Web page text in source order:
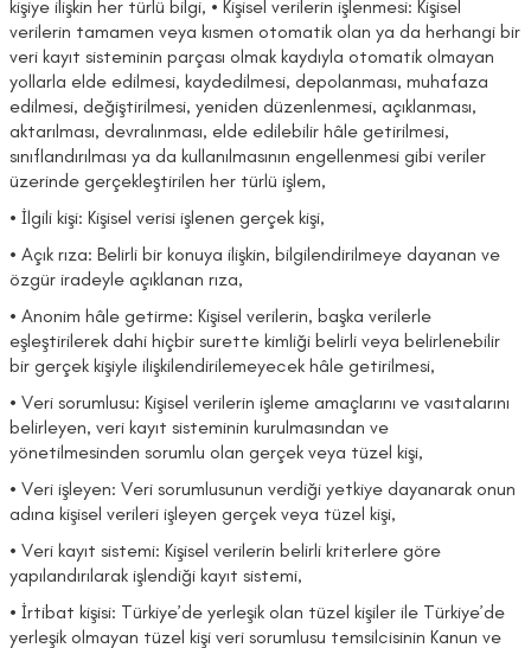
kişiye ilişkin her türlü bilgi, • Kişisel verilerin işlenmesi: Kişisel
verilerin tamamen veya kısmen otomatik olan ya da herhangi bir
veri kayıt sisteminin parçası olmak kaydıyla otomatik olmayan
yollarla elde edilmesi, kaydedilmesi, depolanması, muhafaza
edilmesi, değiştirilmesi, yeniden düzenlenmesi, açıklanması,
aktarılması, devralınması, elde edilebilir hâle getirilmesi,
sınıflandırılması ya da kullanılmasının engellenmesi gibi veriler
üzerinde gerçekleştirilen her türlü işlem,
• İlgili kişi: Kişisel verisi işlenen gerçek kişi,
• Açık rıza: Belirli bir konuya ilişkin, bilgilendirilmeye dayanan ve
özgür iradeyle açıklanan rıza,
• Anonim hâle getirme: Kişisel verilerin, başka verilerle
eşleştirilerek dahi hiçbir surette kimliği belirli veya belirlenebilir
bir gerçek kişiyle ilişkilendirilemeyecek hâle getirilmesi,
• Veri sorumlusu: Kişisel verilerin işleme amaçlarını ve vasıtalarını
belirleyen, veri kayıt sisteminin kurulmasından ve
yönetilmesinden sorumlu olan gerçek veya tüzel kişi,
• Veri işleyen: Veri sorumlusunun verdiği yetkiye dayanarak onun
adına kişisel verileri işleyen gerçek veya tüzel kişi,
• Veri kayıt sistemi: Kişisel verilerin belirli kriterlere göre
yapılandırılarak işlendiği kayıt sistemi,
• İrtibat kişisi: Türkiye’de yerleşik olan tüzel kişiler ile Türkiye’de
yerleşik olmayan tüzel kişi veri sorumlusu temsilcisinin Kanun ve